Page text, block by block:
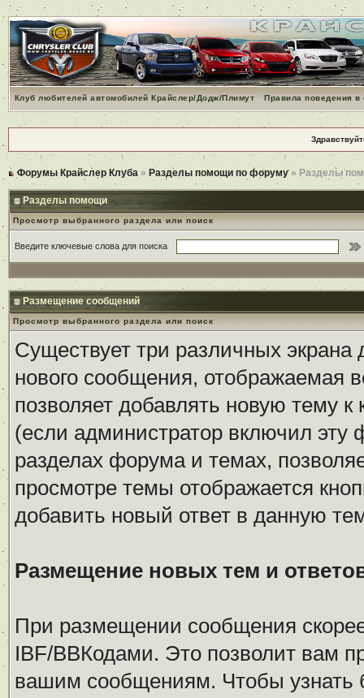
Клуб любителей автомобилей Крайслер/Додж/Плимут Правила поведения
Форумы Крайслер Клуба » Разделы помощи по форуму» Разделы
Разделы помощи
Просмотр выбранного раздела или поиск
Введите ключевые слова для поиска
Размещение сообщений
Просмотр выбранного раздела или поиск
Существует три различных
нового сообщения, отображаемая
позволяет добавлять новую тему к
(если администратор включил эту
разделах форума и темах,
просмотре темы отображается
добавить новый ответ в данную
Размещение новых тем и
При размещении сообщения
IBF/BBКодами. Это позволит вам
вашим сообщениям. Чтобы узнать